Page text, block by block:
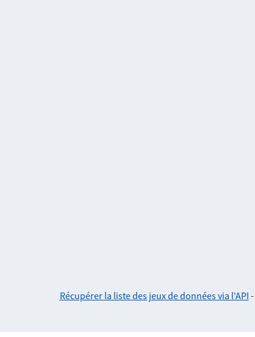
Récupérer la liste des jeux de données via l'API -